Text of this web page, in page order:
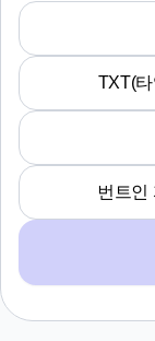
TXT(
번트인